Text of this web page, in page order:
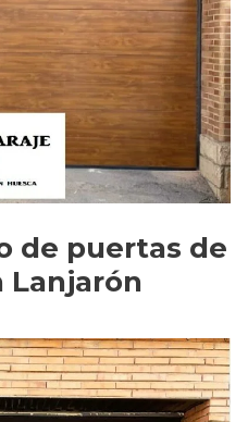
de puertas de
Lanjarón